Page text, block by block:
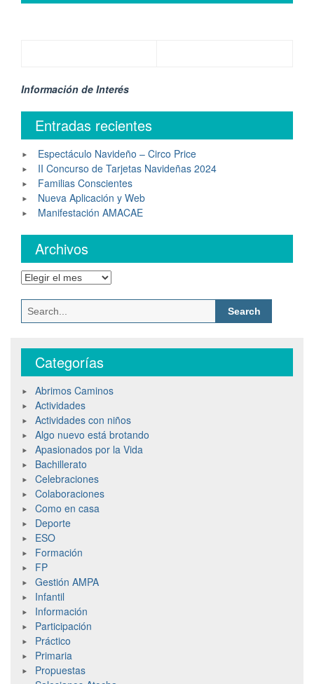
Información de Interés
Entradas recientes
Espectáculo Navideño – Circo Price
II Concurso de Tarjetas Navideñas 2024
Familias Conscientes
Nueva Aplicación y Web
Manifestación AMACAE
Archivos
Categorías
Abrimos Caminos
Actividades
Actividades con niños
Algo nuevo está brotando
Apasionados por la Vida
Bachillerato
Celebraciones
Colaboraciones
Como en casa
Deporte
ESO
Formación
FP
Gestión AMPA
Infantil
Información
Participación
Práctico
Primaria
Propuestas